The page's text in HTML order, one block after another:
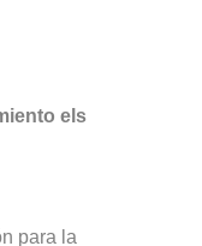
els
para la